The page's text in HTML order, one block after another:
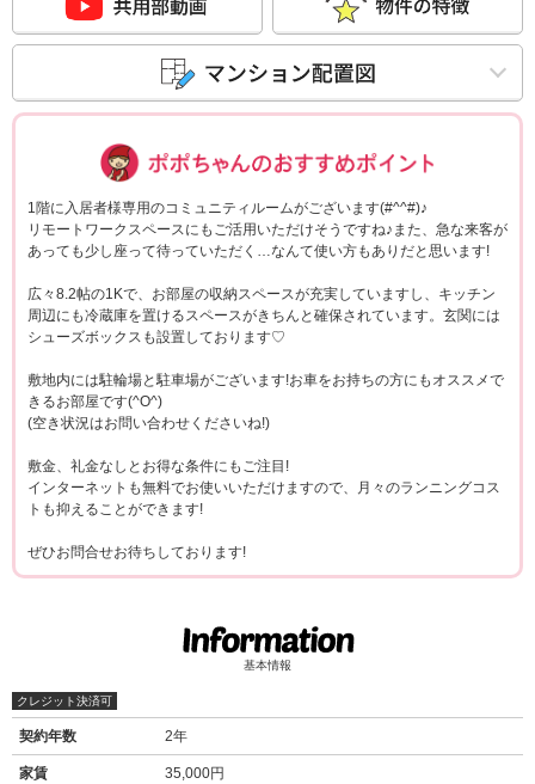
1階に入居者様専用のコミュニティルームがございます(#^^#)♪
リモートワークスペースにもご活用いただけそうですね♪また、急な来客が
あっても少し座って待っていただく…なんて使い方もありだと思います!
広々8.2帖の1Kで、お部屋の収納スペースが充実していますし、キッチン
周辺にも冷蔵庫を置けるスペースがきちんと確保されています。玄関には
シューズボックスも設置しております♡
敷地内には駐輪場と駐車場がございます!お車をお持ちの方にもオススメで
きるお部屋です(^O^)
(空き状況はお問い合わせくださいね!)
敷金、礼金なしとお得な条件にもご注目!
インターネットも無料でお使いいただけますので、月々のランニングコス
トも抑えることができます!
ぜひお問合せお待ちしております!
基本情報
クレジット決済可
契約年数 2年
家賃 35,000円